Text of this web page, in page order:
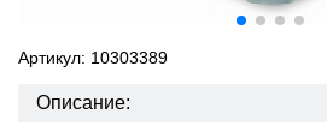
Артикул: 10303389
Описание: